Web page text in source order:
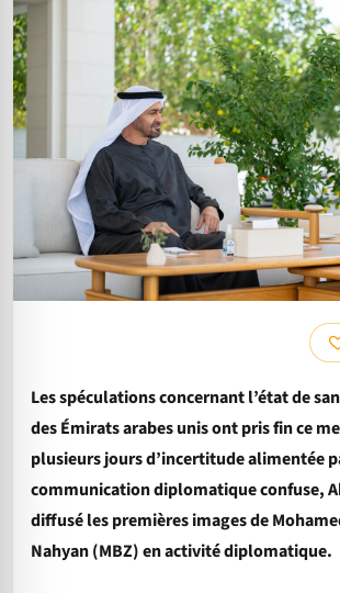
Les spéculations concernant l’état de
des Émirats arabes unis ont pris fin ce
plusieurs jours d’incertitude alimentée
communication diplomatique confuse,
diffusé les premières images de
Nahyan (MBZ) en activité diplomatique.